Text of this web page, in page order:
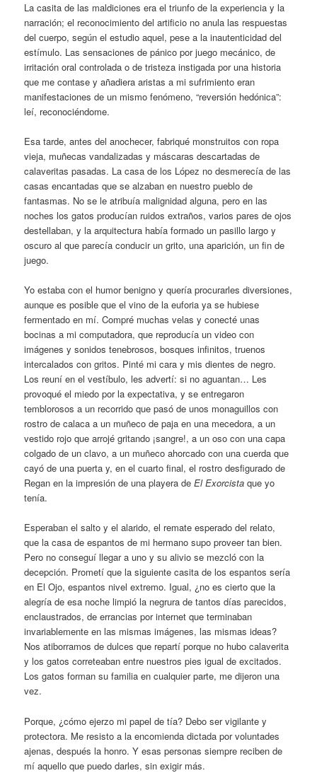
La casita de las maldiciones era el triunfo de la experiencia y la
narración; el reconocimiento del artificio no anula las respuestas
del cuerpo, según el estudio aquel, pese a la inautenticidad del
estímulo. Las sensaciones de pánico por juego mecánico, de
irritación oral controlada o de tristeza instigada por una historia
que me contase y añadiera aristas a mi sufrimiento eran
manifestaciones de un mismo fenómeno, “reversión hedónica”:
leí, reconociéndome.
Esa tarde, antes del anochecer, fabriqué monstruitos con ropa
vieja, muñecas vandalizadas y máscaras descartadas de
calaveritas pasadas. La casa de los López no desmerecía de las
casas encantadas que se alzaban en nuestro pueblo de
fantasmas. No se le atribuía malignidad alguna, pero en las
noches los gatos producían ruidos extraños, varios pares de ojos
destellaban, y la arquitectura había formado un pasillo largo y
oscuro al que parecía conducir un grito, una aparición, un fin de
juego.
Yo estaba con el humor benigno y quería procurarles diversiones,
aunque es posible que el vino de la euforia ya se hubiese
fermentado en mí. Compré muchas velas y conecté unas
bocinas a mi computadora, que reproducía un video con
imágenes y sonidos tenebrosos, bosques infinitos, truenos
intercalados con gritos. Pinté mi cara y mis dientes de negro.
Los reuní en el vestíbulo, les advertí: si no aguantan… Les
provoqué el miedo por la expectativa, y se entregaron
temblorosos a un recorrido que pasó de unos monaguillos con
rostro de calaca a un muñeco de paja en una mecedora, a un
vestido rojo que arrojé gritando ¡sangre!, a un oso con una capa
colgado de un clavo, a un muñeco ahorcado con una cuerda que
cayó de una puerta y, en el cuarto final, el rostro desfigurado de
Regan en la impresión de una playera deEl Exorcistaque yo
tenía.
Esperaban el salto y el alarido, el remate esperado del relato,
que la casa de espantos de mi hermano supo proveer tan bien.
Pero no conseguí llegar a uno y su alivio se mezcló con la
decepción. Prometí que la siguiente casita de los espantos sería
en El Ojo, espantos nivel extremo. Igual, ¿no es cierto que la
alegría de esa noche limpió la negrura de tantos días parecidos,
enclaustrados, de errancias por internet que terminaban
invariablemente en las mismas imágenes, las mismas ideas?
Nos atiborramos de dulces que repartí porque no hubo calaverita
y los gatos correteaban entre nuestros pies igual de excitados.
Los gatos forman su familia en cualquier parte, me dijeron una
vez.
Porque, ¿cómo ejerzo mi papel de tía? Debo ser vigilante y
protectora. Me resisto a la encomienda dictada por voluntades
ajenas, después la honro. Y esas personas siempre reciben de
mí aquello que puedo darles, sin exigir más.